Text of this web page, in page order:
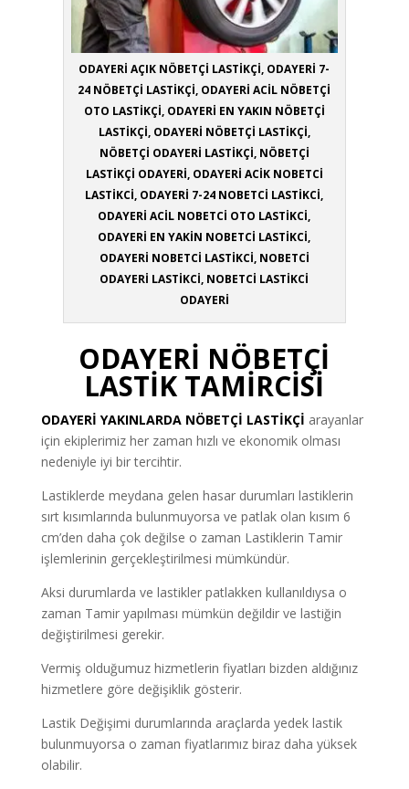
ODAYERİ AÇIK NÖBETÇİ LASTİKÇİ, ODAYERİ 7-
24 NÖBETÇİ LASTİKÇİ, ODAYERİ ACİL NÖBETÇİ
OTO LASTİKÇİ, ODAYERİ EN YAKIN NÖBETÇİ
LASTİKÇİ, ODAYERİ NÖBETÇİ LASTİKÇİ,
NÖBETÇİ ODAYERİ LASTİKÇİ, NÖBETÇİ
LASTİKÇİ ODAYERİ, ODAYERİ ACİK NOBETCİ
LASTİKCİ, ODAYERİ 7-24 NOBETCİ LASTİKCİ,
ODAYERİ ACİL NOBETCİ OTO LASTİKCİ,
ODAYERİ EN YAKİN NOBETCİ LASTİKCİ,
ODAYERİ NOBETCİ LASTİKCİ, NOBETCİ
ODAYERİ LASTİKCİ, NOBETCİ LASTİKCİ
ODAYERİ
ODAYERİ NÖBETÇİ
LASTİK TAMİRCİSİ
ODAYERİ YAKINLARDA NÖBETÇİ LASTİKÇİ arayanlar
için ekiplerimiz her zaman hızlı ve ekonomik olması
nedeniyle iyi bir tercihtir.
Lastiklerde meydana gelen hasar durumları lastiklerin
sırt kısımlarında bulunmuyorsa ve patlak olan kısım 6
cm’den daha çok değilse o zaman Lastiklerin Tamir
işlemlerinin gerçekleştirilmesi mümkündür.
Aksi durumlarda ve lastikler patlakken kullanıldıysa o
zaman Tamir yapılması mümkün değildir ve lastiğin
değiştirilmesi gerekir.
Vermiş olduğumuz hizmetlerin fiyatları bizden aldığınız
hizmetlere göre değişiklik gösterir.
Lastik Değişimi durumlarında araçlarda yedek lastik
bulunmuyorsa o zaman fiyatlarımız biraz daha yüksek
olabilir.